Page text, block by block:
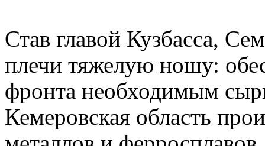
Став главой Кузбасса,
плечи тяжелую ношу:
фронта необходимым
Кемеровская область